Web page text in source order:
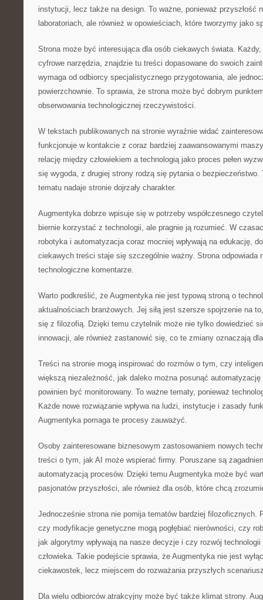
instytucji, lecz także na design. To ważne, ponieważ przyszłość
laboratoriach, ale również w opowieściach, które tworzymy jako
Strona może być interesująca dla osób ciekawych świata.
cyfrowe narzędzia, znajdzie tu treści dopasowane do swoich
wymaga od odbiorcy specjalistycznego przygotowania, ale
powierzchownie. To sprawia, że strona może być dobrym
obserwowania technologicznej rzeczywistości.
W tekstach publikowanych na stronie wyraźnie widać
funkcjonuje w kontakcie z coraz bardziej zaawansowanymi
relację między człowiekiem a technologią jako proces pełen
się wygoda, z drugiej strony rodzą się pytania o bezpieczeństwo.
tematu nadaje stronie dojrzały charakter.
Augmentyka dobrze wpisuje się w potrzeby współczesnego
biernie korzystać z technologii, ale pragnie ją rozumieć. W
robotyka i automatyzacja coraz mocniej wpływają na edukację,
ciekawych treści staje się szczególnie ważny. Strona odpowiada
technologiczne komentarze.
Warto podkreślić, że Augmentyka nie jest typową stroną o
aktualnościach branżowych. Jej siłą jest szersze spojrzenie na
się z filozofią. Dzięki temu czytelnik może nie tylko dowiedzieć
innowacji, ale również zastanowić się, co te zmiany oznaczają
Treści na stronie mogą inspirować do rozmów o tym, czy
większą niezależność, jak daleko można posunąć
powinien być monitorowany. To ważne tematy, ponieważ
Każde nowe rozwiązanie wpływa na ludzi, instytucje i zasady
Augmentyka pomaga te procesy zauważyć.
Osoby zainteresowane biznesowym zastosowaniem nowych
treści o tym, jak AI może wspierać firmy. Poruszane są
automatyzacją procesów. Dzięki temu Augmentyka może być
pasjonatów przyszłości, ale również dla osób, które chcą
Jednocześnie strona nie pomija tematów bardziej filozoficznych.
czy modyfikacje genetyczne mogą pogłębiać nierówności, czy
jak algorytmy wpływają na nasze decyzje i czy rozwój
człowieka. Takie podejście sprawia, że Augmentyka nie jest
ciekawostek, lecz miejscem do rozważania przyszłych
Dla wielu odbiorców atrakcyjny może być także klimat strony.